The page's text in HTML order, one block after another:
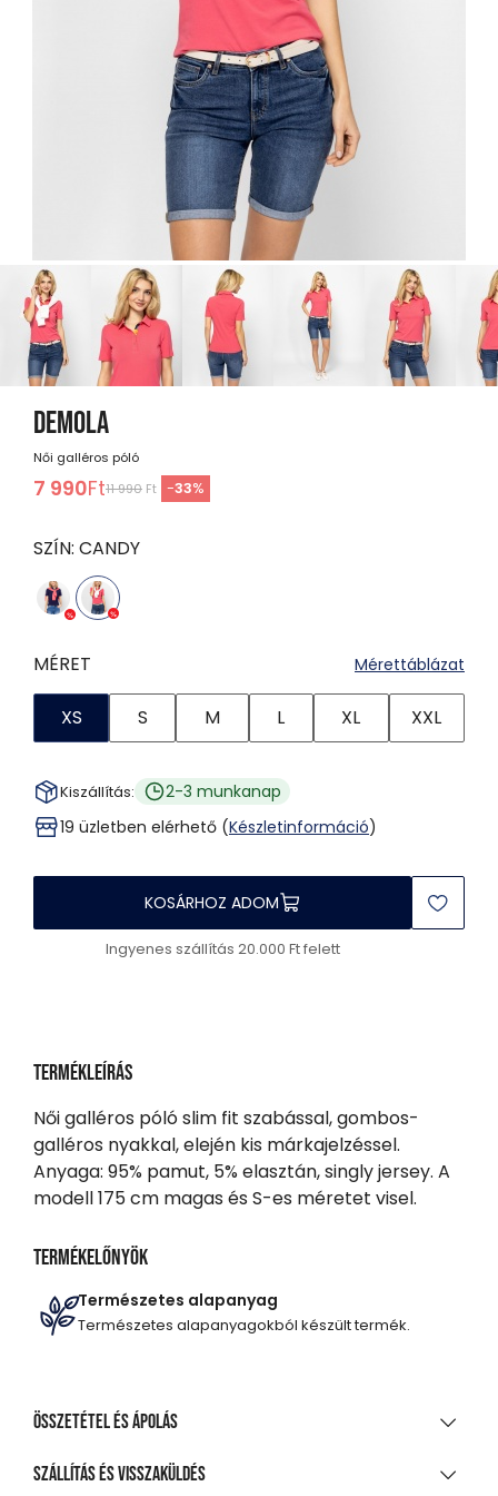
DEMOLA
Női galléros póló
7 990Ft11 990 Ft -33%
SZÍN: CANDY
MÉRET Mérettáblázat
XS S M L XL XXL
Kiszállítás:
2-3 munkanap
19 üzletben elérhető (Készletinformáció)
KOSÁRHOZ ADOM
Ingyenes szállítás 20.000 Ft felett
Termékleírás
Női galléros póló slim fit szabással, gombos-
galléros nyakkal, elején kis márkajelzéssel.
Anyaga: 95% pamut, 5% elasztán, singly jersey. A
modell 175 cm magas és S-es méretet visel.
Termékelőnyök
Természetes alapanyag
Természetes alapanyagokból készült termék.
Összetétel és ápolás
ANYAGÖSSZETÉTEL
Szállítás és visszaküldés